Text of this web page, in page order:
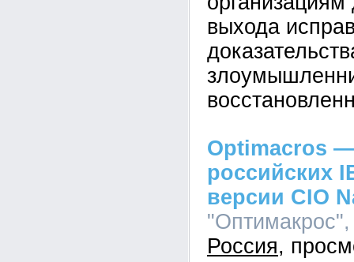
выхода
Optimacros —
российских
версии CIO
Россия